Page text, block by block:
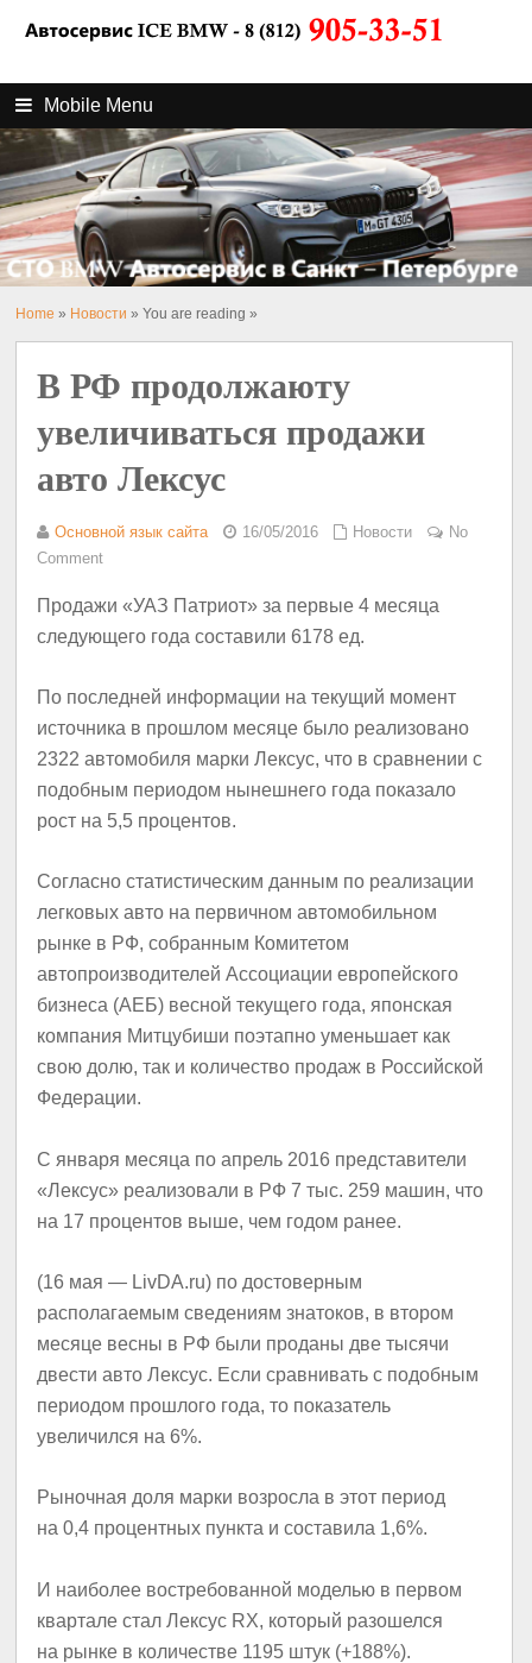
Mobile Menu
Home » Новости » You are reading »
В РФ продолжаюту
увеличиваться продажи
авто Лексус
Основной язык сайта 16/05/2016 Новости
No
Comment
Продажи «УАЗ Патриот» за первые 4 месяца
следующего года составили 6178 ед.
По последней информации на текущий момент
источника в прошлом месяце было реализовано
2322 автомобиля марки Лексус, что в сравнении с
подобным периодом нынешнего года показало
рост на 5,5 процентов.
Согласно статистическим данным по реализации
легковых авто на первичном автомобильном
рынке в РФ, собранным Комитетом
автопроизводителей Ассоциации европейского
бизнеса (АЕБ) весной текущего года, японская
компания Митцубиши поэтапно уменьшает как
свою долю, так и количество продаж в Российской
Федерации.
С января месяца по апрель 2016 представители
«Лексус» реализовали в РФ 7 тыс. 259 машин, что
на 17 процентов выше, чем годом ранее.
(16 мая — LivDA.ru) по достоверным
располагаемым сведениям знатоков, в втором
месяце весны в РФ были проданы две тысячи
двести авто Лексус. Если сравнивать с подобным
периодом прошлого года, то показатель
увеличился на 6%.
Рыночная доля марки возросла в этот период
на 0,4 процентных пункта и составила 1,6%.
И наиболее востребованной моделью в первом
квартале стал Лексус RX, который разошелся
на рынке в количестве 1195 штук (+188%).